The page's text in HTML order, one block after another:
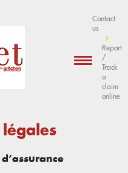
Contact
us
Report
/
Track
a
claim
online